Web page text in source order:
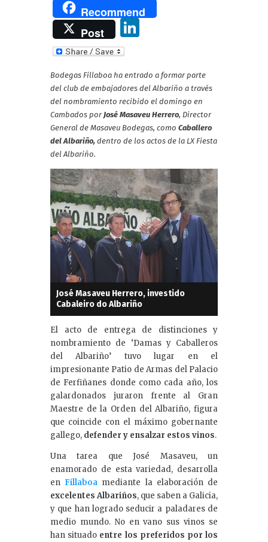
Recommend
Post
k
e
dI
n
Bodegas Fillaboa ha entrado a formar parte
del club de embajadores del Albariño a través
del nombramiento recibido el domingo en
Cambados porJosé Masaveu Herrero, Director
General de Masaveu Bodegas, como Caballero
del Albariño, dentro de los actos de la LX Fiesta
del Albariño.
José Masaveu Herrero, investido
Cabaleiro do Albariño
El acto de entrega de distinciones y
nombramiento de ‘Damas y Caballeros
del Albariño’
tuvo lugar en el
impresionante Patio de Armas del Palacio
de Ferfiñanes donde como cada año, los
galardonados juraron frente al Gran
Maestre de la Orden del Albariño, figura
que coincide con el máximo gobernante
gallego, defender y ensalzar estos vinos.
Una tarea que José Masaveu, un
enamorado de esta variedad, desarrolla
en Fillaboa mediante la elaboración de
excelentes Albariños, que saben a Galicia,
y que han logrado seducir a paladares de
medio mundo. No en vano sus vinos se
han situado entre los preferidos por los